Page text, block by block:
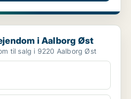
Aalborg Øst
i Aalborg Øst
til salg i 9220 Aalborg Øst